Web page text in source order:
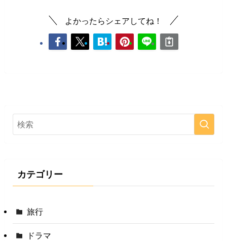
よかったらシェアしてね！
カテゴリー
旅行
ドラマ